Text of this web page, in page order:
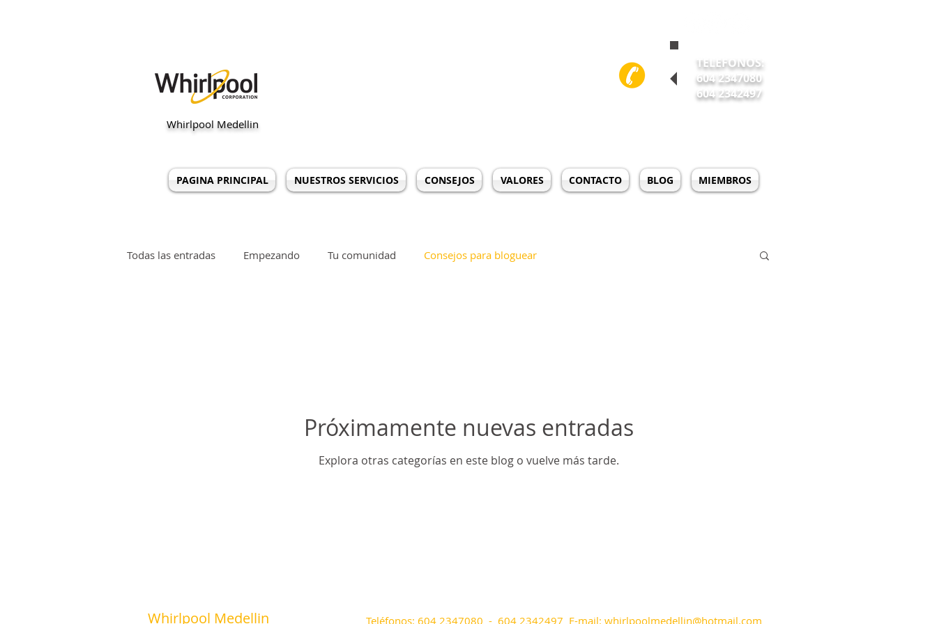
TELEFONOS:
604 2347080
604 2342497
Whirlpool Medellin
PAGINA PRINCIPAL NUESTROS SERVICIOS CONSEJOS VALORES CONTACTO BLOG MIEMBROS
Todas las entradas Empezando Tu comunidad Consejos para bloguear
Próximamente nuevas entradas
Explora otras categorías en este blog o vuelve más tarde.
Whirlpool Medellin Teléfonos: 604 2347080 - 604 2342497 E-mail: whirlpoolmedellin@hotmail.com